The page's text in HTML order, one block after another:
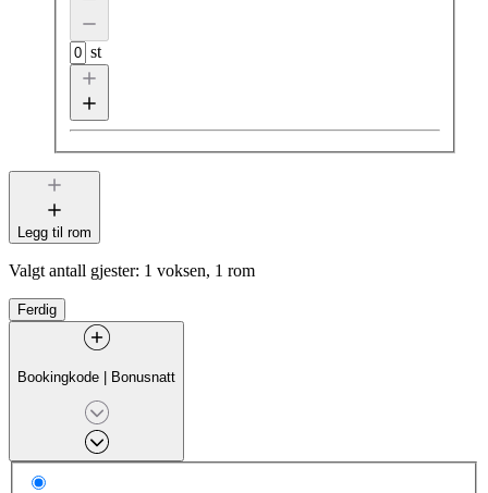
st
Legg til rom
Valgt antall gjester: 1 voksen, 1 rom
Ferdig
Bookingkode | Bonusnatt